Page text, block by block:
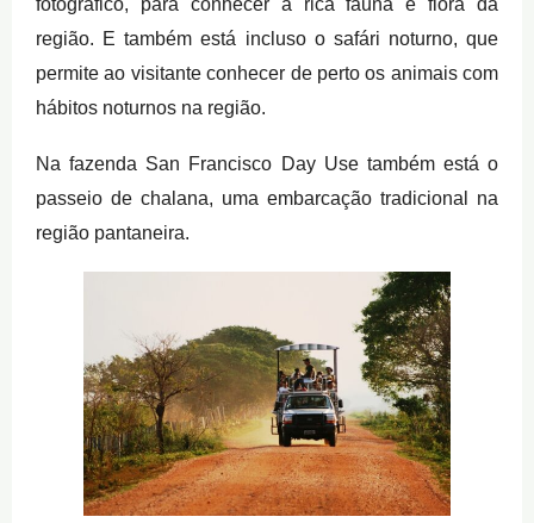
região. E também está incluso o safári noturno, que
permite ao visitante conhecer de perto os animais com
hábitos noturnos na região.
Na fazenda San Francisco Day Use também está o
passeio de chalana, uma embarcação tradicional na
região pantaneira.